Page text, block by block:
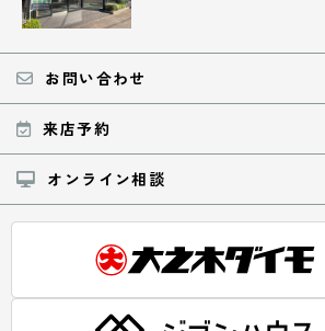
お問い合わせ
来店予約
オンライン相談